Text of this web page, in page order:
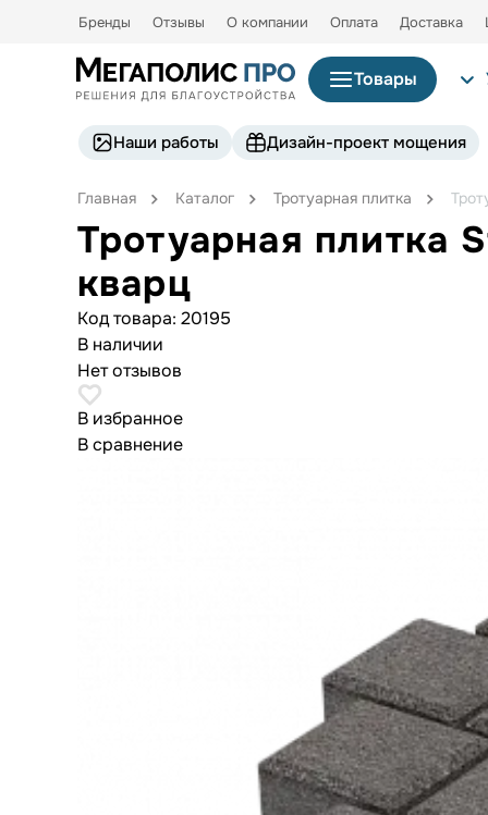
Бренды Отзывы О компании Оплата Доставка
Товары
Наши работы Дизайн-проект мощения
Главная Каталог Тротуарная плитка
Тротуарная плитка
кварц
Код товара: 20195
В наличии
Нет отзывов
В избранное
В сравнение